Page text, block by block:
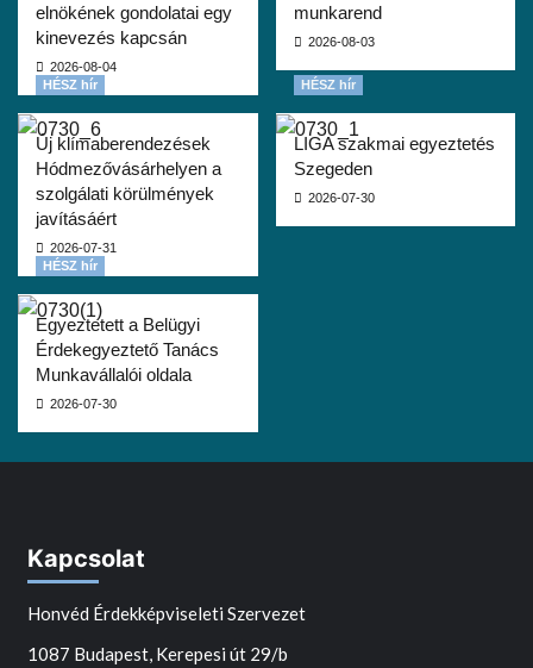
elnökének gondolatai egy
kinevezés kapcsán
2026-08-04
munkarend
2026-08-03
HÉSZ hír
Új klímaberendezések
Hódmezővásárhelyen a
szolgálati körülmények
javításáért
2026-07-31
HÉSZ hír
LIGA szakmai egyeztetés
Szegeden
2026-07-30
HÉSZ hír
Egyeztetett a Belügyi
Érdekegyeztető Tanács
Munkavállalói oldala
2026-07-30
Kapcsolat
Honvéd Érdekképviseleti Szervezet
1087 Budapest, Kerepesi út 29/b